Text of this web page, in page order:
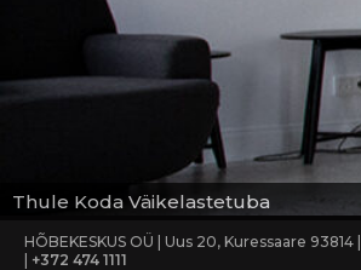
Thule Koda Väikelastetuba
HÕBEKESKUS OÜ | Uus 20, Kuressaare 93814 |
| +372 474 1111